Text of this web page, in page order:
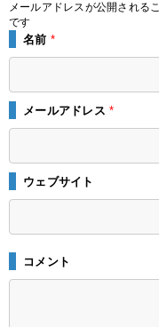
メールアドレスが公開される
です
名前 *
メールアドレス*
ウェブサイト
コメント